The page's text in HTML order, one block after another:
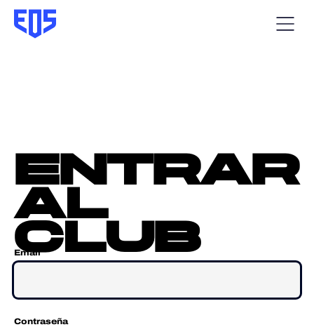
entrar
al
club
Email
Contraseña